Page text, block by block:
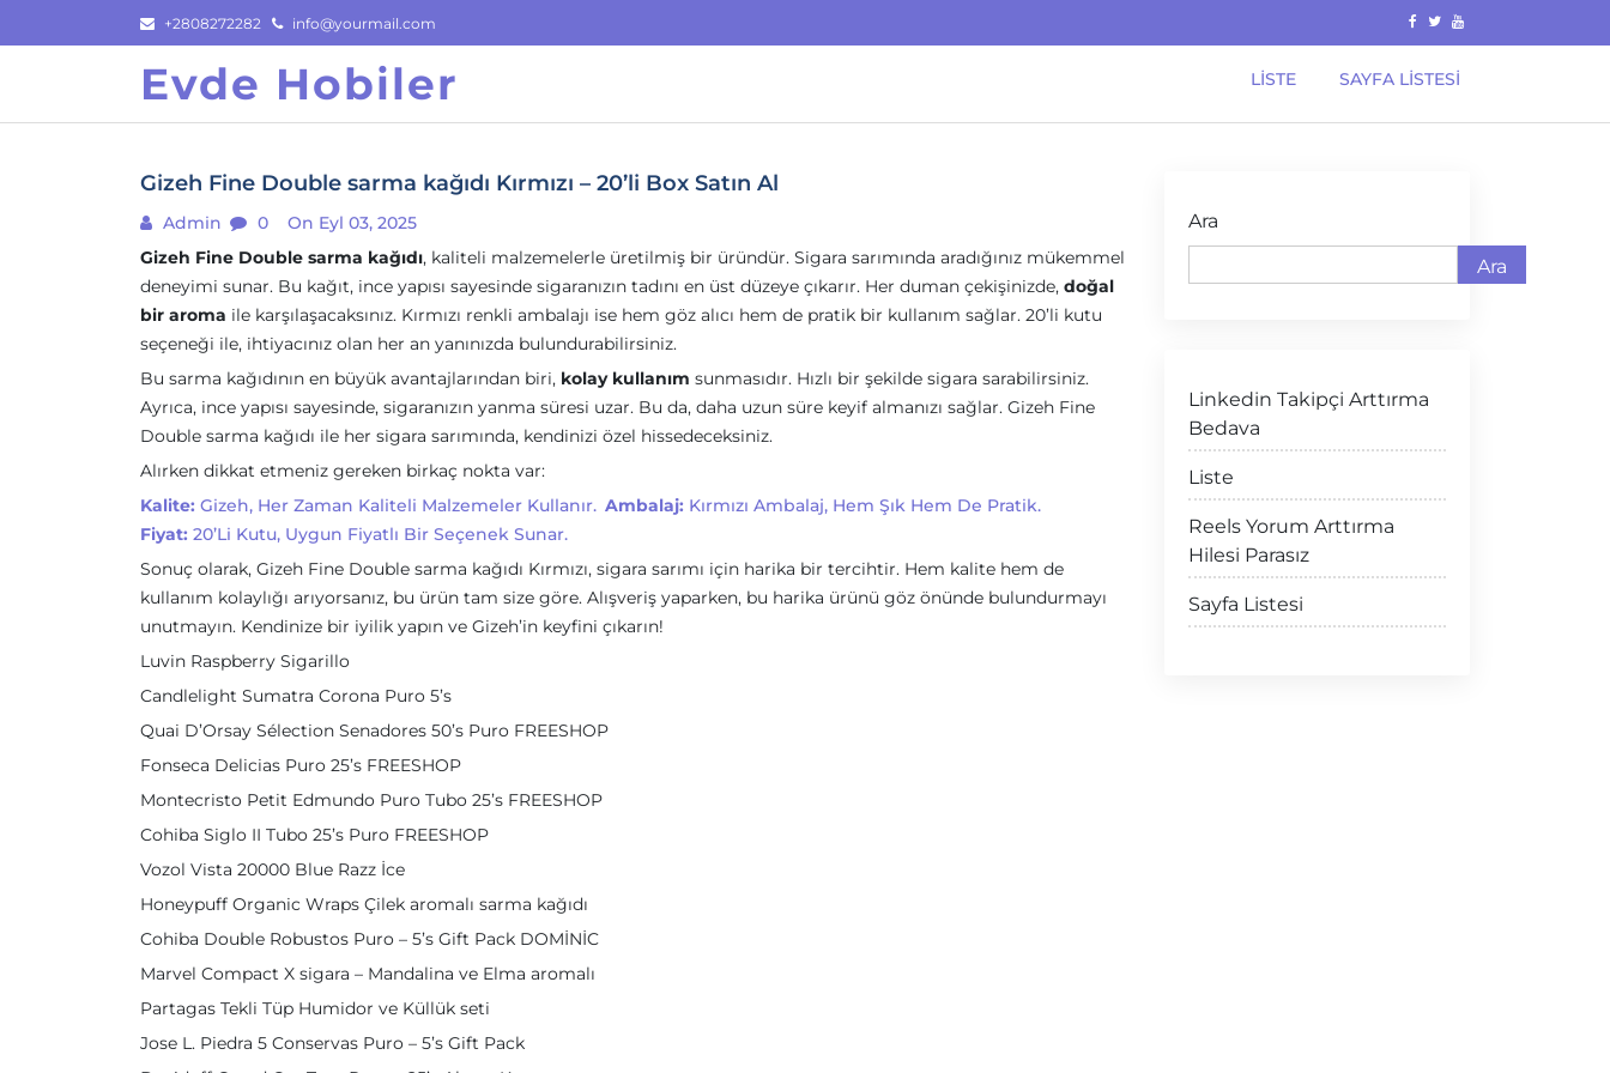
to
+2808272282 info@yourmail.com
Evde Hobiler LISTE SAYFA LISTESI
Gizeh Fine Double sarma kağıdı Kırmızı – 20’li Box Satın Al
Admin 0
On Eyl 03, 2025
Gizeh Fine Double sarma kağıdı, kaliteli malzemelerle üretilmiş bir üründür. Sigara sarımında aradığınız mükemmel
deneyimi sunar. Bu kağıt, ince yapısı sayesinde sigaranızın tadını en üst düzeye çıkarır. Her duman çekişinizde, doğal
bir aroma ile karşılaşacaksınız. Kırmızı renkli ambalajı ise hem göz alıcı hem de pratik bir kullanım sağlar. 20’li kutu
seçeneği ile, ihtiyacınız olan her an yanınızda bulundurabilirsiniz.
Bu sarma kağıdının en büyük avantajlarından biri, kolay kullanım sunmasıdır. Hızlı bir şekilde sigara sarabilirsiniz.
Ayrıca, ince yapısı sayesinde, sigaranızın yanma süresi uzar. Bu da, daha uzun süre keyif almanızı sağlar. Gizeh Fine
Double sarma kağıdı ile her sigara sarımında, kendinizi özel hissedeceksiniz.
Alırken dikkat etmeniz gereken birkaç nokta var:
Kalite: Gizeh, Her Zaman Kaliteli Malzemeler Kullanır. Ambalaj: Kırmızı Ambalaj, Hem Şık Hem De Pratik.
Fiyat: 20’li Kutu, Uygun Fiyatlı Bir Seçenek Sunar.
Sonuç olarak, Gizeh Fine Double sarma kağıdı Kırmızı, sigara sarımı için harika bir tercihtir. Hem kalite hem de
kullanım kolaylığı arıyorsanız, bu ürün tam size göre. Alışveriş yaparken, bu harika ürünü göz önünde bulundurmayı
unutmayın. Kendinize bir iyilik yapın ve Gizeh’in keyfini çıkarın!
Luvin Raspberry Sigarillo
Candlelight Sumatra Corona Puro 5’s
Quai D’Orsay Sélection Senadores 50’s Puro FREESHOP
Fonseca Delicias Puro 25’s FREESHOP
Montecristo Petit Edmundo Puro Tubo 25’s FREESHOP
Cohiba Siglo II Tubo 25’s Puro FREESHOP
Vozol Vista 20000 Blue Razz İce
Honeypuff Organic Wraps Çilek aromalı sarma kağıdı
Cohiba Double Robustos Puro – 5’s Gift Pack DOMİNİC
Marvel Compact X sigara – Mandalina ve Elma aromalı
Partagas Tekli Tüp Humidor ve Küllük seti
Jose L. Piedra 5 Conservas Puro – 5’s Gift Pack
Ara
Ara
Linkedin Takipçi Arttırma
Bedava
Liste
Reels Yorum Arttırma
Hilesi Parasız
Sayfa Listesi